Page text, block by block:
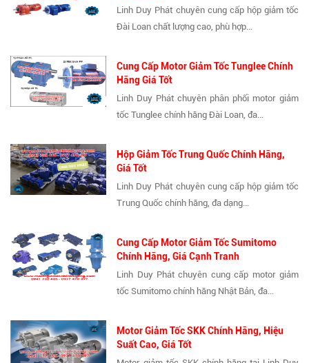
Linh Duy Phát chuyên cung cấp hộp giảm tốc
Đài Loan chất lượng cao, phù hợp...
Cung Cấp Motor Giảm Tốc Tunglee Chính
Hãng Giá Tốt
Linh Duy Phát chuyên phân phối motor giảm
tốc Tunglee chính hãng Đài Loan, đa...
Hộp Giảm Tốc Trung Quốc Chính Hãng,
Giá Tốt
Linh Duy Phát chuyên cung cấp hộp giảm tốc
Trung Quốc chính hãng, đa dạng...
Cung Cấp Motor Giảm Tốc Sumitomo
Chính Hãng, Giá Cạnh Tranh
Linh Duy Phát chuyên cung cấp motor giảm
tốc Sumitomo chính hãng Nhật Bản, đa...
Motor Giảm Tốc SKK Chính Hãng, Hiệu
Suất Cao, Giá Tốt